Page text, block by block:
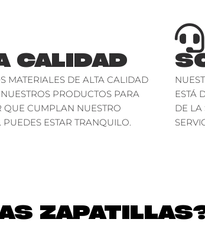
CALIDAD
MATERIALES DE ALTA CALIDAD
PRODUCTOS PARA
QUE CUMPLAN NUESTRO
PUEDES ESTAR TRANQUILO.
ESTÁ
DE LA